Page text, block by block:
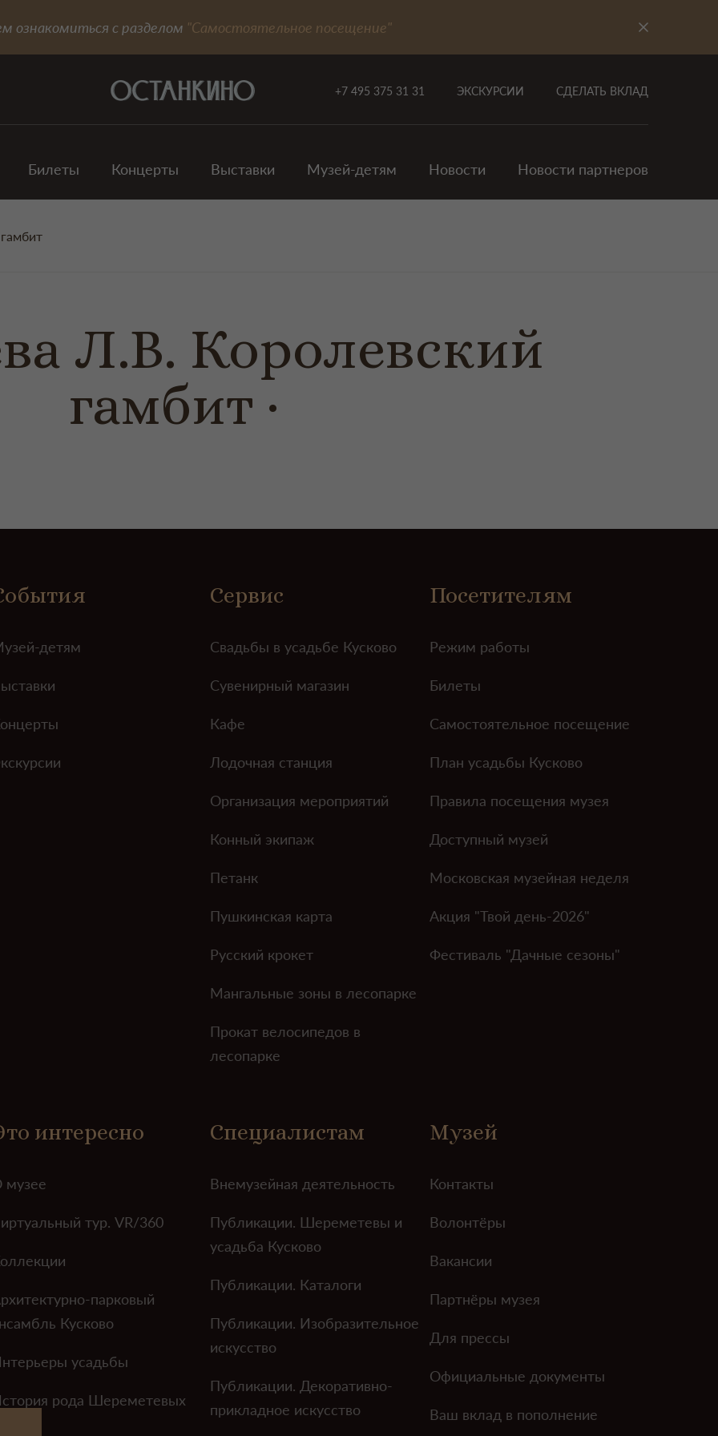
ознакомиться с разделом "Самостоятельное посещение"
+7 495 375 31 31 ЭКСКУРСИИ СДЕЛАТЬ ВКЛАД
Билеты Концерты Выставки Музей-детям Новости Новости партнеров
Л.В. Королевский
гамбит
детям
Сервис
Свадьбы в усадьбе Кусково
Сувенирный магазин
Кафе
Лодочная станция
Организация мероприятий
Конный экипаж
Петанк
Пушкинская карта
Русский крокет
Мангальные зоны в лесопарке
Прокат велосипедов в
лесопарке
Посетителям
Режим работы
Билеты
Самостоятельное посещение
План усадьбы Кусково
Правила посещения музея
Доступный музей
Московская музейная неделя
Акция "Твой день-2026"
Фестиваль "Дачные сезоны"
интересно
музее
тур. VR/360
парковый
Кусково
усадьбы
рода Шереметевых
Специалистам
Внемузейная деятельность
Публикации. Шереметевы и
усадьба Кусково
Публикации. Каталоги
Публикации. Изобразительное
искусство
Публикации. Декоративно-
прикладное искусство
Музей
Контакты
Волонтёры
Вакансии
Партнёры музея
Для прессы
Официальные документы
Ваш вклад в пополнение